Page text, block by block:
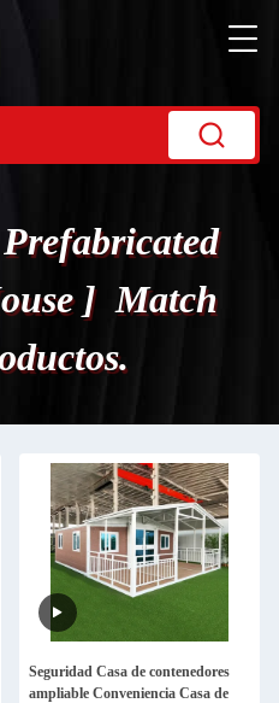
] Match
Seguridad Casa de contenedores
ampliable Conveniencia Casa de